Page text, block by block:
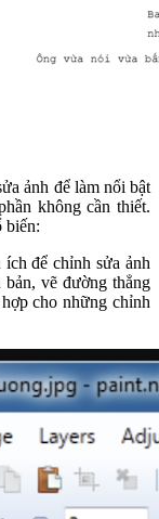
ảnh để làm nổi bật
không cần thiết.
biến:
để chỉnh sửa ảnh
vẽ đường thẳng
cho những chỉnh